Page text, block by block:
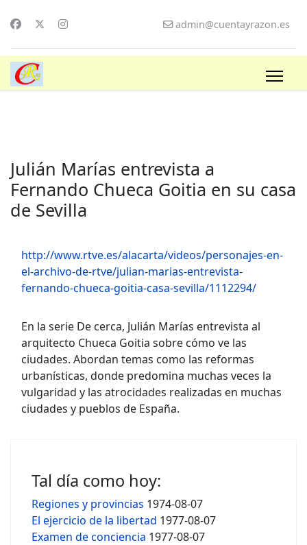
admin@cuentayrazon.es
Julián Marías entrevista a
Fernando Chueca Goitia en su casa
de Sevilla
http://www.rtve.es/alacarta/videos/personajes-en-
el-archivo-de-rtve/julian-marias-entrevista-
fernando-chueca-goitia-casa-sevilla/1112294/
En la serie De cerca, Julián Marías entrevista al
arquitecto Chueca Goitia sobre cómo ve las
ciudades. Abordan temas como las reformas
urbanísticas, donde predomina muchas veces la
vulgaridad y las atrocidades realizadas en muchas
ciudades y pueblos de España.
Tal día como hoy:
Regiones y provincias 1974-08-07
El ejercicio de la libertad 1977-08-07
Examen de conciencia 1977-08-07